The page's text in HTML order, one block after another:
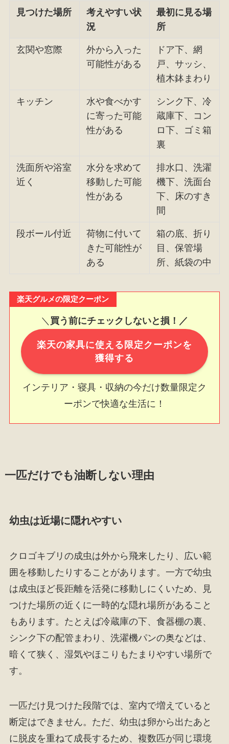
見つけた場所
考えやすい状
況
最初に見る場
所
玄関や窓際
外から入った
可能性がある
ドア下、網
戸、サッシ、
植木鉢まわり
キッチン
水や食べかす
に寄った可能
性がある
シンク下、冷
蔵庫下、コン
ロ下、ゴミ箱
裏
洗面所や浴室
近く
水分を求めて
移動した可能
性がある
排水口、洗濯
機下、洗面台
下、床のすき
間
段ボール付近
荷物に付いて
きた可能性が
ある
箱の底、折り
目、保管場
所、紙袋の中
楽天グルメの限定クーポン
＼ 買う前にチェックしないと損！／
楽天の家具に使える限定クーポンを
獲得する
インテリア・寝具・収納の今だけ数量限定ク
ーポンで快適な生活に！
一匹だけでも油断しない理由
幼虫は近場に隠れやすい
クロゴキブリの成虫は外から飛来したり、広い範
囲を移動したりすることがあります。一方で幼虫
は成虫ほど長距離を活発に移動しにくいため、見
つけた場所の近くに一時的な隠れ場所があること
もあります。たとえば冷蔵庫の下、食器棚の裏、
シンク下の配管まわり、洗濯機パンの奥などは、
暗くて狭く、湿気やほこりもたまりやすい場所で
す。
一匹だけ見つけた段階では、室内で増えていると
断定はできません。ただ、幼虫は卵から出たあと
に脱皮を重ねて成長するため、複数匹が同じ環境